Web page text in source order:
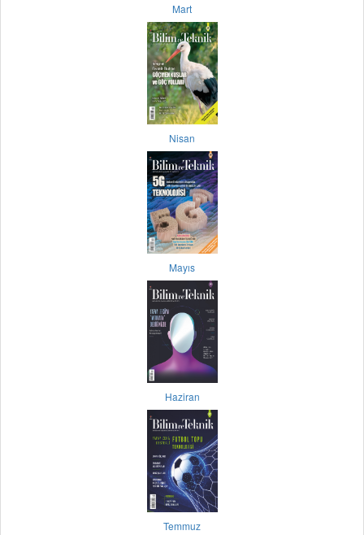
Mart
Nisan
Mayıs
Haziran
Temmuz